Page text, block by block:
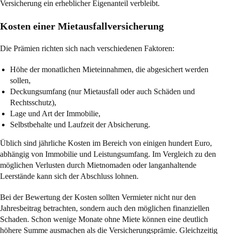
Versicherung ein erheblicher Eigenanteil verbleibt.
Kosten einer Mietausfallversicherung
Die Prämien richten sich nach verschiedenen Faktoren:
Höhe der monatlichen Mieteinnahmen, die abgesichert werden
sollen,
Deckungsumfang (nur Mietausfall oder auch Schäden und
Rechtsschutz),
Lage und Art der Immobilie,
Selbstbehalte und Laufzeit der Absicherung.
Üblich sind jährliche Kosten im Bereich von einigen hundert Euro,
abhängig von Immobilie und Leistungsumfang. Im Vergleich zu den
möglichen Verlusten durch Mietnomaden oder langanhaltende
Leerstände kann sich der Abschluss lohnen.
Bei der Bewertung der Kosten sollten Vermieter nicht nur den
Jahresbeitrag betrachten, sondern auch den möglichen finanziellen
Schaden. Schon wenige Monate ohne Miete können eine deutlich
höhere Summe ausmachen als die Versicherungsprämie. Gleichzeitig